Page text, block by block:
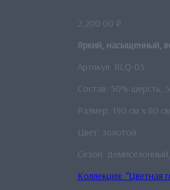
2,200.00 ₽
Яркий, насыщенный,
Артикул: RLQ-05
Состав: 50% шерсть,
Размер: 190 см x 80 см
Цвет: золотой
Сезон:
Коллекция: “Цветная